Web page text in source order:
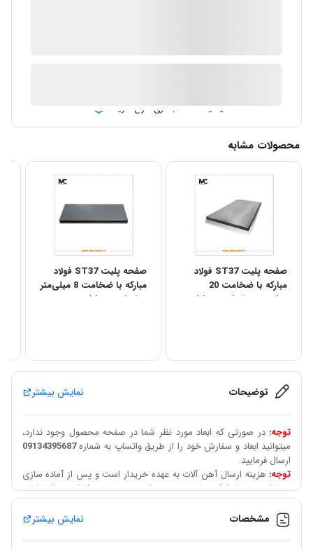
آیا قیمت مناسب تری سراغ دارید؟
محصولات مشابه
صفحه پلیت ST37 فولاد
مبارکه با ضخامت 20
میلی‌متر – ابعاد مستطیلی
صفحه پلیت ST37 فولاد
مبارکه با ضخامت 8 میلی‌متر
– ابعاد مستطیلی
توضیحات نمایش بیشتر
توجه: در صورتی که ابعاد مورد نظر شما در صفحه محصول وجود ندارد،
میتوانید ابعاد و سفارش خود را از طریق واتساپ به شماره09134395687
ارسال فرمایید.
توجه: هزینه ارسال آهن آلات به عهده خریدار است و پس از آماده سازی
سفارش، توسط شرکت باربری تعیین شده و توسط همکاران به شما اعلام
میگردد.
قابل توجه مشتریان عزیز:
سقف تراکنش درگاه بانکی 50 میلیون تومان
است در صورت خرید به مبلغ بالاتر میبایست بعد از هماهنگی و استعلام
قیمت بروز الباقی مبلغ سفارش از طریق شماره حساب پرداخت گردد و
مشخصات نمایش بیشتر